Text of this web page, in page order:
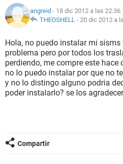
angreid - 18 dic 2012 a las 22:36
THEOSHELL - 20 dic 2012 a
Hola, no puedo instalar mi
problema pero por todos los
perdiendo, me compre este
no lo puedo instalar por que no
y no lo distingo alguno podria
poder instalarlo? se los
Compartir